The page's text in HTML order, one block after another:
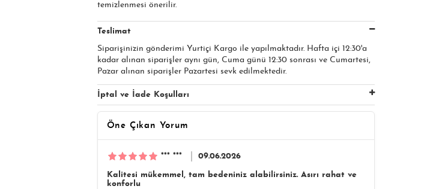
temizlenmesi önerilir.
Teslimat
Siparişinizin gönderimi Yurtiçi Kargo ile yapılmaktadır. Hafta içi 12:30'a
kadar alınan siparişler aynı gün, Cuma günü 12:30 sonrası ve Cumartesi,
Pazar alınan siparişler Pazartesi sevk edilmektedir.
İptal ve İade Koşulları
Öne Çıkan Yorum
*** *** 09.06.2026
Kalitesi mükemmel, tam bedeniniz alabilirsiniz. Asırı rahat ve
konforlu